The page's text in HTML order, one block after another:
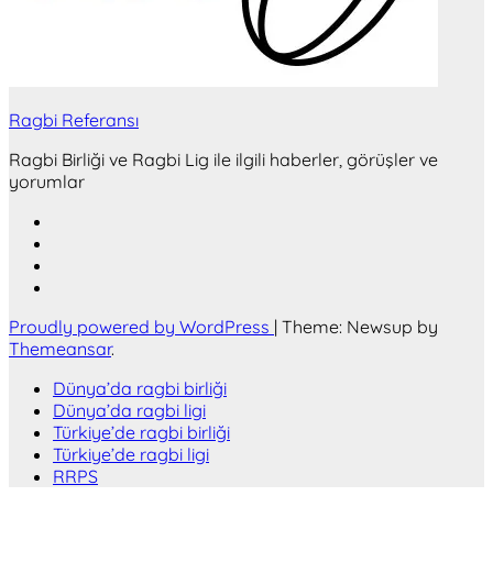
Ragbi Referansı
Ragbi Birliği ve Ragbi Lig ile ilgili haberler, görüşler ve
yorumlar
Proudly powered by WordPress | Theme: Newsup by
Themeansar.
Dünya’da ragbi birliği
Dünya’da ragbi ligi
Türkiye’de ragbi birliği
Türkiye’de ragbi ligi
RRPS